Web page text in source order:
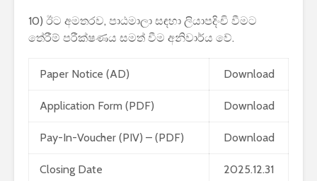
10) ඊට අමතරව, පාඨමාලා සඳහා ලියාපදිංචි වීමට
තේරීම් පරීක්ෂණය සමත් වීම අනිවාර්ය වේ.
Paper Notice (AD) Download
Application Form (PDF) Download
Pay-In-Voucher (PIV) – (PDF) Download
Closing Date 2025.12.31